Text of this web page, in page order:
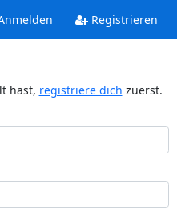
Registrieren
hast, registriere dich zuerst.